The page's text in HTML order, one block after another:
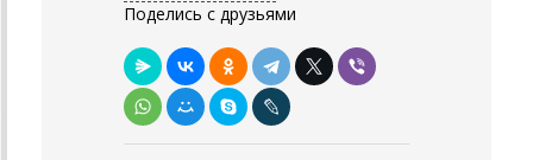
Поделись с друзьями